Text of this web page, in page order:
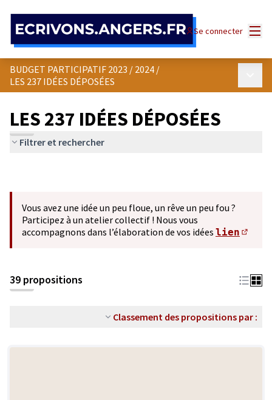
Se connecter
BUDGET PARTICIPATIF 2023 / 2024 /
LES 237 IDÉES DÉPOSÉES
LES 237 IDÉES DÉPOSÉES
Filtrer et rechercher
Vous avez une idée un peu floue, un rêve un peu fou ?
Participez à un atelier collectif ! Nous vous
accompagnons dans l’élaboration de vos idées lien
39 propositions
Classement des propositions par :